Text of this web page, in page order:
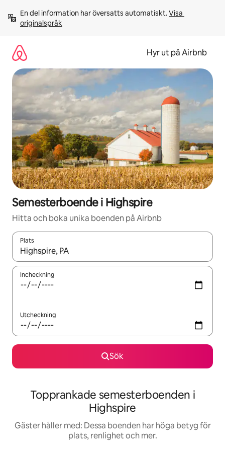
innehåll
En del information har översatts automatiskt. Visa
originalspråk
Hyr ut på Airbnb
Semesterboende i Highspire
Hitta och boka unika boenden på Airbnb
Plats
När resultaten är tillgängliga kan du navigera med upp- och
Incheckning
Utcheckning
Sök
Topprankade semesterboenden i
Highspire
Gäster håller med: Dessa boenden har höga betyg för
plats, renlighet och mer.